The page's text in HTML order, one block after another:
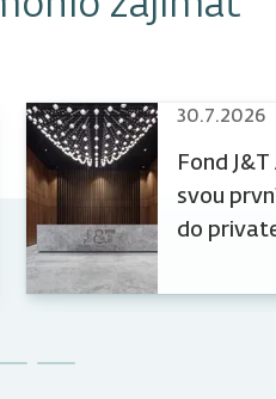
30.7.2026
Fond
svou
do